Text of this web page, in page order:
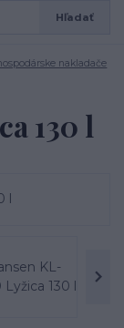
Hľadať
nakladače
130 l